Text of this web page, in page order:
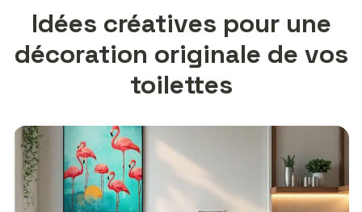
Idées créatives pour une
décoration originale de vos
toilettes